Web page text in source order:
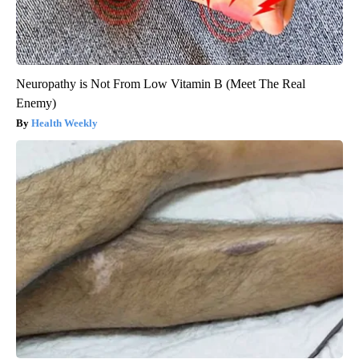
Neuropathy is Not From Low Vitamin B (Meet The Real
Enemy)
Health Weekly